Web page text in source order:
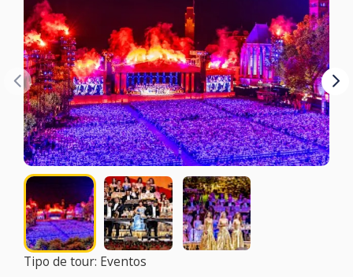
Tipo de tour: Eventos